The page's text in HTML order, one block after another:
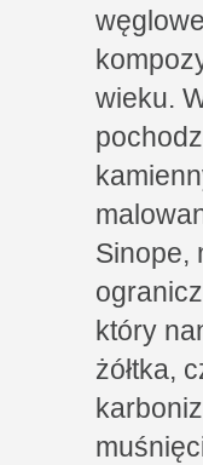
wieku.
Sinope,
który
żółtka,